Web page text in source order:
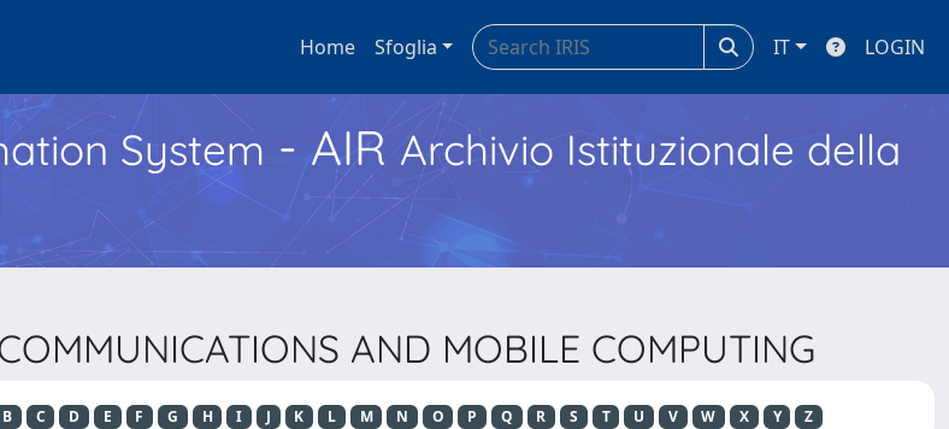
Home Sfoglia IT LOGIN
System - AIR Archivio Istituzionale della
AND MOBILE COMPUTING
B C D E F G H I J K L M N O P Q R S T U V W X Y Z